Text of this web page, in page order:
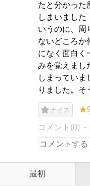
たと分かった
しまいました
いうのに、周
ないどころか
になく面白く
みを覚えまし
しまっていま
りました。そ
ナイス
コメント(0)
最初